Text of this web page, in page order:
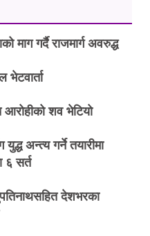
माग गर्दै राजमार्ग अवरुद्ध
आरोहीको शव भेटियो
अन्त्य गर्ने तयारीमा
६ सर्त
देशभरका